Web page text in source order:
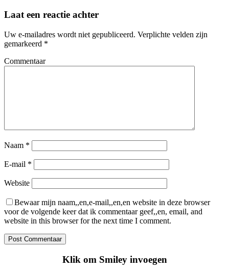
Laat een reactie achter
Uw e-mailadres wordt niet gepubliceerd. Verplichte velden zijn
gemarkeerd *
Commentaar
Naam *
E-mail *
Website
Bewaar mijn naam,,en,e-mail,,en,en website in deze browser
voor de volgende keer dat ik commentaar geef,,en, email, and
website in this browser for the next time I comment.
Klik om Smiley invoegen